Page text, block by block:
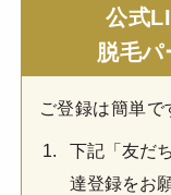
公式
脱毛パ
ご登録は簡単で
下記「友だ
達登録をお